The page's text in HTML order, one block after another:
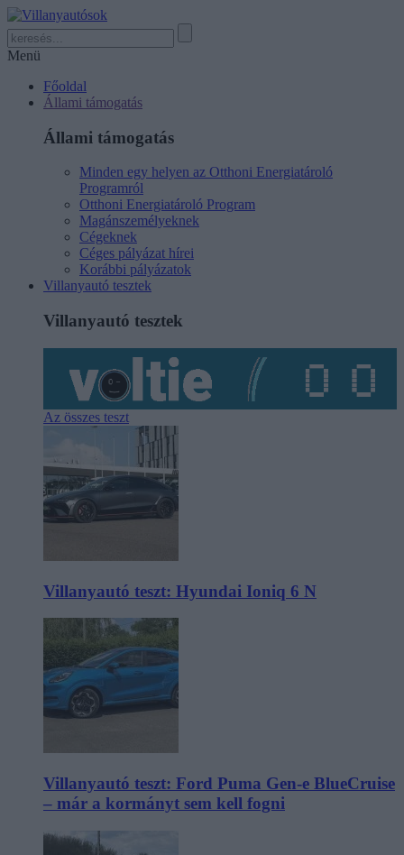
Menü
Főoldal
Állami támogatás
Állami támogatás
Minden egy helyen az Otthoni Energiatároló
Programról
Otthoni Energiatároló Program
Magánszemélyeknek
Cégeknek
Céges pályázat hírei
Korábbi pályázatok
Villanyautó tesztek
Villanyautó tesztek
Az összes teszt
Villanyautó teszt: Hyundai Ioniq 6 N
Villanyautó teszt: Ford Puma Gen-e BlueCruise
– már a kormányt sem kell fogni